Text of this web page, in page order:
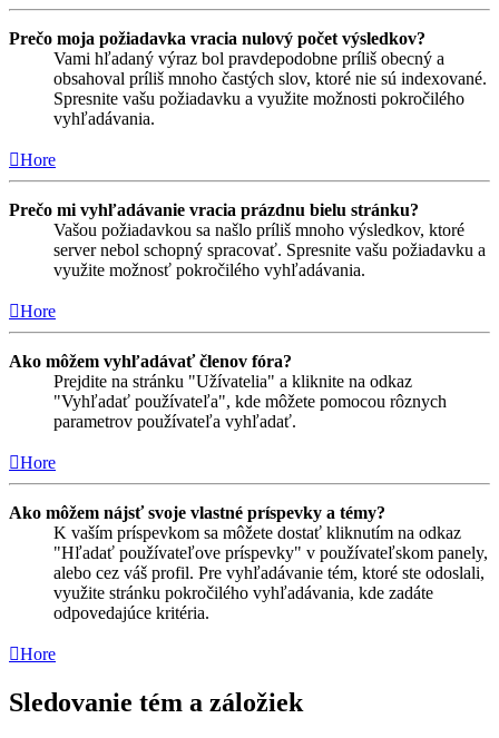
Prečo moja požiadavka vracia nulový počet výsledkov?
Vami hľadaný výraz bol pravdepodobne príliš obecný a
obsahoval príliš mnoho častých slov, ktoré nie sú indexované.
Spresnite vašu požiadavku a využite možnosti pokročilého
vyhľadávania.
Hore
Prečo mi vyhľadávanie vracia prázdnu bielu stránku?
Vašou požiadavkou sa našlo príliš mnoho výsledkov, ktoré
server nebol schopný spracovať. Spresnite vašu požiadavku a
využite možnosť pokročilého vyhľadávania.
Hore
Ako môžem vyhľadávať členov fóra?
Prejdite na stránku "Užívatelia" a kliknite na odkaz
"Vyhľadať používateľa", kde môžete pomocou rôznych
parametrov používateľa vyhľadať.
Hore
Ako môžem nájsť svoje vlastné príspevky a témy?
K vaším príspevkom sa môžete dostať kliknutím na odkaz
"Hľadať používateľove príspevky" v používateľskom panely,
alebo cez váš profil. Pre vyhľadávanie tém, ktoré ste odoslali,
využite stránku pokročilého vyhľadávania, kde zadáte
odpovedajúce kritéria.
Hore
Sledovanie tém a záložiek